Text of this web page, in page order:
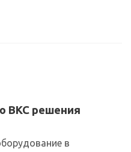
ВКС решения
в